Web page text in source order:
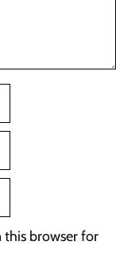
this browser for